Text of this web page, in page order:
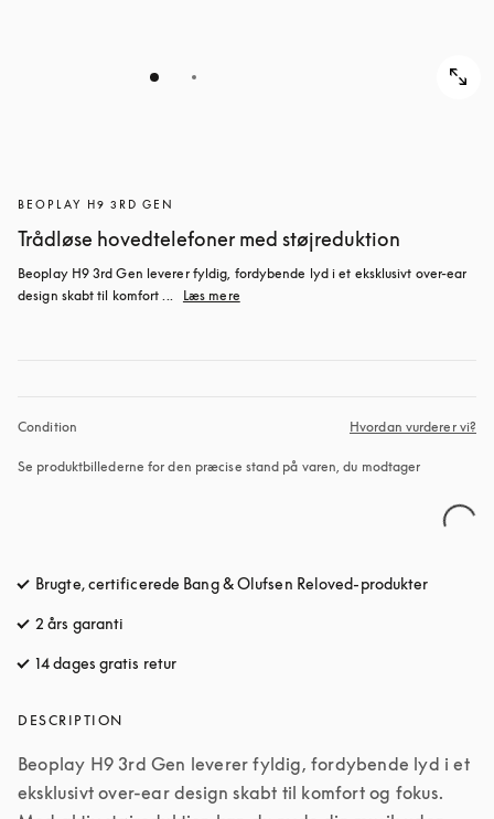
BEOPLAY H9 3RD GEN
Trådløse hovedtelefoner med støjreduktion
Beoplay H9 3rd Gen leverer fyldig, fordybende lyd i et eksklusivt over-ear
design skabt til komfort ...
Læs mere
Condition Hvordan vurderer vi?
Se produktbillederne for den præcise stand på varen, du modtager
Brugte, certificerede Bang & Olufsen Reloved-produkter
2 års garanti
14 dages gratis retur
DESCRIPTION
Beoplay H9 3rd Gen leverer fyldig, fordybende lyd i et
eksklusivt over-ear design skabt til komfort og fokus.